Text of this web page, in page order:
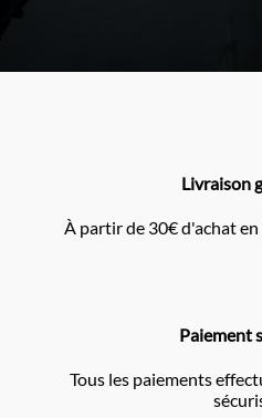
Livraison
À partir de 30€ d'achat
Paiement
Tous les paiements